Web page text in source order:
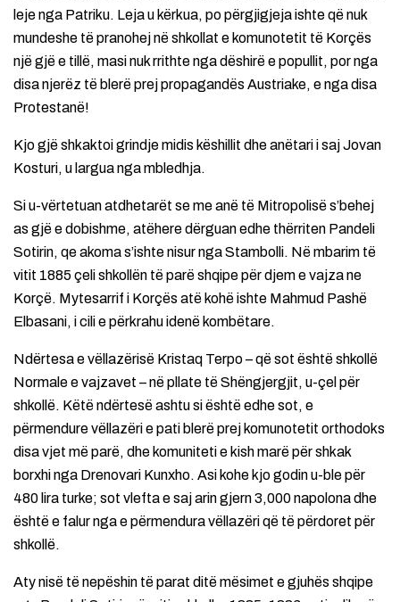
leje nga Patriku. Leja u kërkua, po përgjigjeja ishte që nuk
mundeshe të pranohej në shkollat e komunotetit të Korçës
një gjë e tillë, masi nuk rrithte nga dëshirë e popullit, por nga
disa njerëz të blerë prej propagandës Austriake, e nga disa
Protestanë!
Kjo gjë shkaktoi grindje midis këshillit dhe anëtari i saj Jovan
Kosturi, u largua nga mbledhja.
Si u-vërtetuan atdhetarët se me anë të Mitropolisë s’behej
as gjë e dobishme, atëhere dërguan edhe thërriten Pandeli
Sotirin, qe akoma s’ishte nisur nga Stambolli. Në mbarim të
vitit 1885 çeli shkollën të parë shqipe për djem e vajza ne
Korçë. Mytesarrif i Korçës atë kohë ishte Mahmud Pashë
Elbasani, i cili e përkrahu idenë kombëtare.
Ndërtesa e vëllazërisë Kristaq Terpo – që sot është shkollë
Normale e vajzavet – në pllate të Shëngjergjit, u-çel për
shkollë. Këtë ndërtesë ashtu si është edhe sot, e
përmendure vëllazëri e pati blerë prej komunotetit orthodoks
disa vjet më parë, dhe komuniteti e kish marë për shkak
borxhi nga Drenovari Kunxho. Asi kohe kjo godin u-ble për
480 lira turke; sot vlefta e saj arin gjern 3,000 napolona dhe
është e falur nga e përmendura vëllazëri që të përdoret për
shkollë.
Aty nisë të nepëshin të parat ditë mësimet e gjuhës shqipe